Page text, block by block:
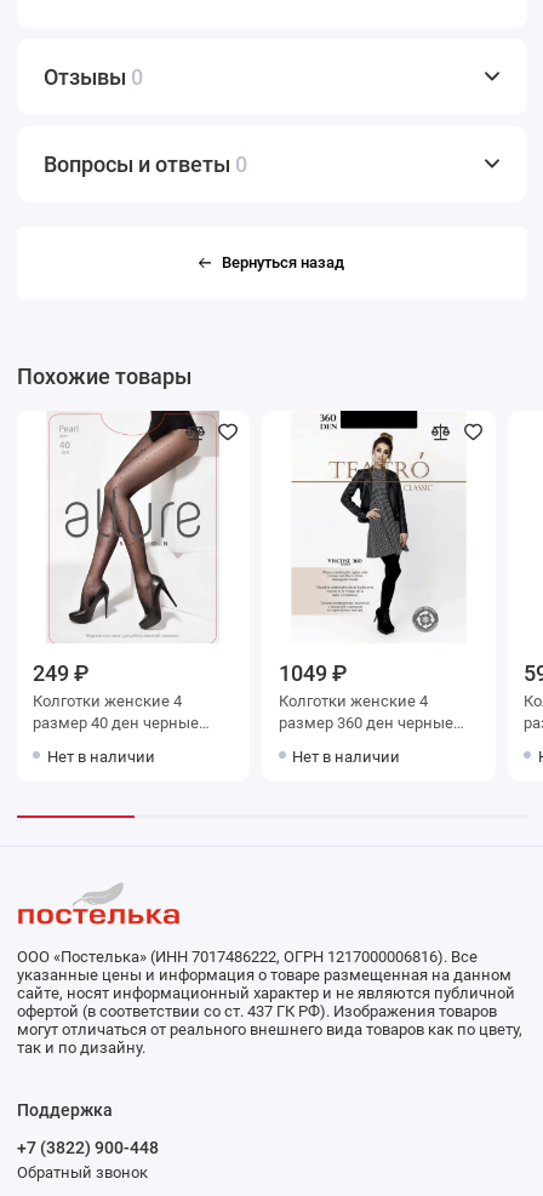
Отзывы 0
Вопросы и ответы 0
Вернуться назад
Похожие товары
249 ₽
Колготки женские 4
размер 40 ден черные
Нет в наличии
1049 ₽
Колготки женские 4
размер 360 ден черные
Нет в наличии
ООО «Постелька» (ИНН 7017486222, ОГРН 1217000006816). Все
указанные цены и информация о товаре размещенная на данном
сайте, носят информационный характер и не являются публичной
офертой (в соответствии со ст. 437 ГК РФ). Изображения товаров
могут отличаться от реального внешнего вида товаров как по цвету,
так и по дизайну.
Поддержка
+7 (3822) 900-448
Обратный звонок